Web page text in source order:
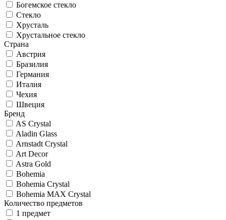
Богемское стекло
Стекло
Хрусталь
Хрустальное стекло
Страна
Австрия
Бразилия
Германия
Италия
Чехия
Швеция
Бренд
AS Crystal
Aladin Glass
Arnstadt Crystal
Art Decor
Astra Gold
Bohemia
Bohemia Crystal
Bohemia MAX Crystal
Количество предметов
1 предмет